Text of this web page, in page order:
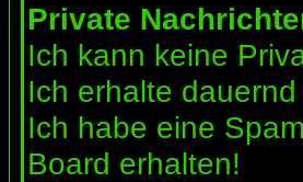
Private
Ich kann keine
Ich erhalte
Ich habe eine
Board erhalten!